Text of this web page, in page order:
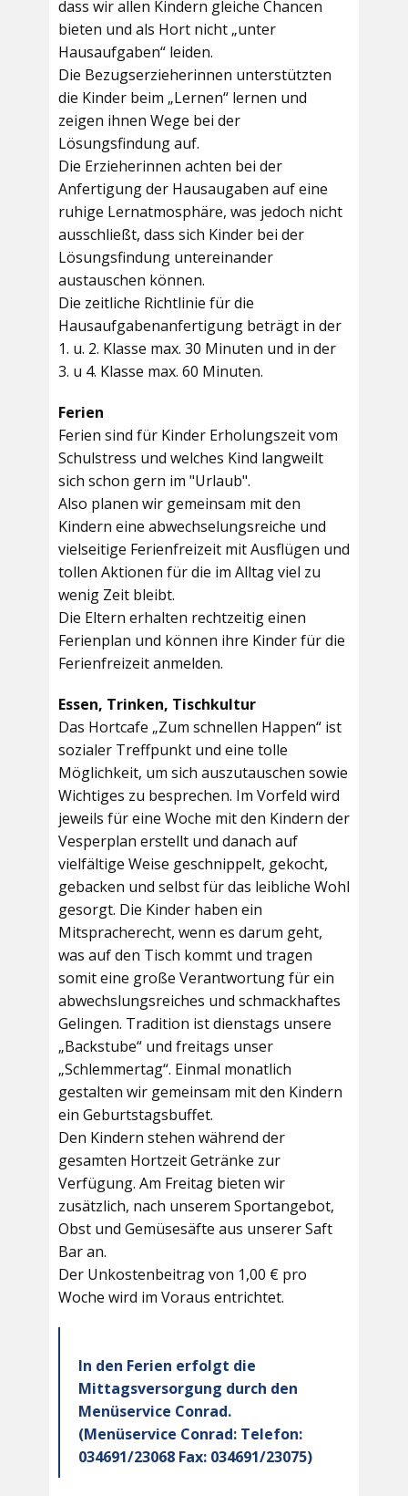
dass wir allen Kindern gleiche Chancen
bieten und als Hort nicht „unter
Hausaufgaben“ leiden.
Die Bezugserzieherinnen unterstützten
die Kinder beim „Lernen“ lernen und
zeigen ihnen Wege bei der
Lösungsfindung auf.
Die Erzieherinnen achten bei der
Anfertigung der Hausaugaben auf eine
ruhige Lernatmosphäre, was jedoch nicht
ausschließt, dass sich Kinder bei der
Lösungsfindung untereinander
austauschen können.
Die zeitliche Richtlinie für die
Hausaufgabenanfertigung beträgt in der
1. u. 2. Klasse max. 30 Minuten und in der
3. u 4. Klasse max. 60 Minuten.
Ferien
Ferien sind für Kinder Erholungszeit vom
Schulstress und welches Kind langweilt
sich schon gern im "Urlaub".
Also planen wir gemeinsam mit den
Kindern eine abwechselungsreiche und
vielseitige Ferienfreizeit mit Ausflügen und
tollen Aktionen für die im Alltag viel zu
wenig Zeit bleibt.
Die Eltern erhalten rechtzeitig einen
Ferienplan und können ihre Kinder für die
Ferienfreizeit anmelden.
Essen, Trinken, Tischkultur
Das Hortcafe „Zum schnellen Happen“ ist
sozialer Treffpunkt und eine tolle
Möglichkeit, um sich auszutauschen sowie
Wichtiges zu besprechen. Im Vorfeld wird
jeweils für eine Woche mit den Kindern der
Vesperplan erstellt und danach auf
vielfältige Weise geschnippelt, gekocht,
gebacken und selbst für das leibliche Wohl
gesorgt. Die Kinder haben ein
Mitspracherecht, wenn es darum geht,
was auf den Tisch kommt und tragen
somit eine große Verantwortung für ein
abwechslungsreiches und schmackhaftes
Gelingen. Tradition ist dienstags unsere
„Backstube“ und freitags unser
„Schlemmertag“. Einmal monatlich
gestalten wir gemeinsam mit den Kindern
ein Geburtstagsbuffet.
Den Kindern stehen während der
gesamten Hortzeit Getränke zur
Verfügung. Am Freitag bieten wir
zusätzlich, nach unserem Sportangebot,
Obst und Gemüsesäfte aus unserer Saft
Bar an.
Der Unkostenbeitrag von 1,00 € pro
Woche wird im Voraus entrichtet.
In den Ferien erfolgt die
Mittagsversorgung durch den
Menüservice Conrad.
(Menüservice Conrad: Telefon:
034691/23068 Fax: 034691/23075)